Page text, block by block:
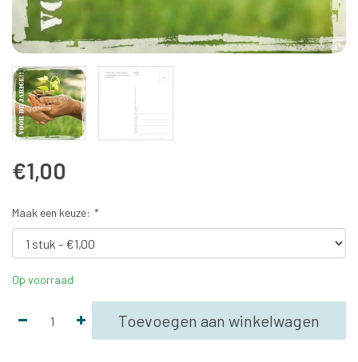
€1,00
Maak een keuze: *
Op voorraad
Toevoegen aan winkelwagen